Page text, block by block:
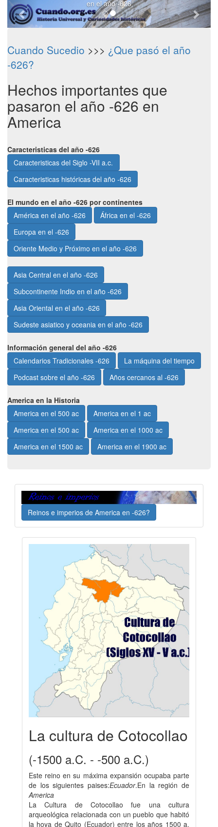
en el año -626
Cuando Sucedio >>> ¿Que pasó el año
-626?
Hechos importantes que
pasaron el año -626 en
America
Caracteristicas del año -626
Caracteristicas del Siglo -VII a.c.
Caracteristicas históricas del año -626
El mundo en el año -626 por continentes
América en el año -626
África en el -626
Europa en el -626
Oriente Medio y Próximo en el año -626
Asia Central en el año -626
Subcontinente Indio en el año -626
Asia Oriental en el año -626
Sudeste asiatico y oceania en el año -626
Información general del año -626
Calendarios Tradicionales -626
La máquina del tiempo
Podcast sobre el año -626
Años cercanos al -626
America en la Historia
America en el 500 ac
America en el 1 ac
America en el 500 ac
America en el 1000 ac
America en el 1500 ac
America en el 1900 ac
Reinos e imperios de America en -626?
La cultura de Cotocollao
(-1500 a.C. - -500 a.C.)
Este reino en su máxima expansión ocupaba parte
de los siguientes paises:Ecuador.En la región de
America
La Cultura de Cotocollao fue una cultura
arqueológica relacionada con un pueblo que habitó
la hoya de Quito (Ecuador) entre los años 1500 a.